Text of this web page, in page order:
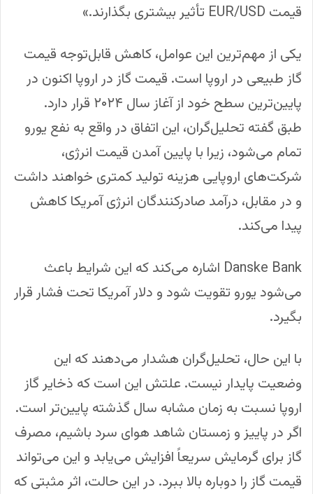
قیمت EUR/USD تأثیر بیشتری بگذارند.»
یکی از مهم‌ترین این عوامل، کاهش قابل‌توجه قیمت
گاز طبیعی در اروپا است. قیمت گاز در اروپا اکنون در
پایین‌ترین سطح خود از آغاز سال ۲۰۲۴ قرار دارد.
طبق گفته تحلیل‌گران، این اتفاق در واقع به نفع یورو
تمام می‌شود، زیرا با پایین آمدن قیمت انرژی،
شرکت‌های اروپایی هزینه تولید کمتری خواهند داشت
و در مقابل، درآمد صادرکنندگان انرژی آمریکا کاهش
پیدا می‌کند.
Danske Bank اشاره می‌کند که این شرایط باعث
می‌شود یورو تقویت شود و دلار آمریکا تحت فشار قرار
بگیرد.
با این حال، تحلیل‌گران هشدار می‌دهند که این
وضعیت پایدار نیست. علتش این است که ذخایر گاز
اروپا نسبت به زمان مشابه سال گذشته پایین‌تر است.
اگر در پاییز و زمستان شاهد هوای سرد باشیم، مصرف
گاز برای گرمایش سریعاً افزایش می‌یابد و این می‌تواند
قیمت گاز را دوباره بالا ببرد. در این حالت، اثر مثبتی که